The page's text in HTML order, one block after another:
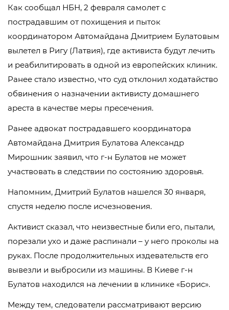
Как сообщал НБН, 2 февраля самолет с
пострадавшим от похищения и пыток
координатором Автомайдана Дмитрием Булатовым
вылетел в Ригу (Латвия), где активиста будут лечить
и реабилитировать в одной из европейских клиник.
Ранее стало известно, что суд отклонил ходатайство
обвинения о назначении активисту домашнего
ареста в качестве меры пресечения.
Ранее адвокат пострадавшего координатора
Автомайдана Дмитрия Булатова Александр
Мирошник заявил, что г-н Булатов не может
участвовать в следствии по состоянию здоровья.
Напомним, Дмитрий Булатов нашелся 30 января,
спустя неделю после исчезновения.
Активист сказал, что неизвестные били его, пытали,
порезали ухо и даже распинали – у него проколы на
руках. После продолжительных издевательств его
вывезли и выбросили из машины. В Киеве г-н
Булатов находился на лечении в клинике «Борис».
Между тем, следователи рассматривают версию